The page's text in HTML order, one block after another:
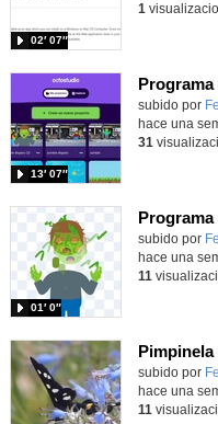
02′ 07″
1
Contenido
subido por
13′ 07″
hace una
31
Contenido
subido por
01′ 0″
hace una
11
Contenido
subido por
hace una
11